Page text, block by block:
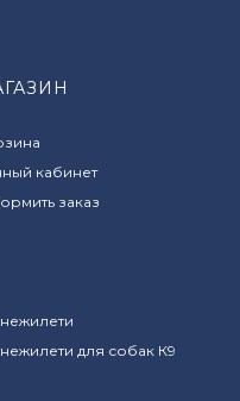
кабинет
заказ
для собак К9